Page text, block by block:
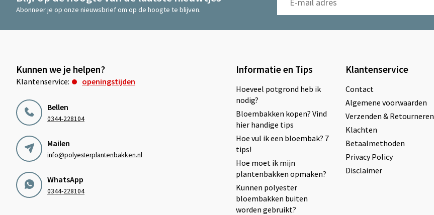
Abonneer je op onze nieuwsbrief om op de hoogte te blijven.
Kunnen we je helpen?
Klantenservice: openingstijden
Bellen
0344-228104
Mailen
info@polyesterplantenbakken.nl
WhatsApp
0344-228104
Informatie en Tips
Hoeveel potgrond heb ik
nodig?
Bloembakken kopen? Vind
hier handige tips
Hoe vul ik een bloembak? 7
tips!
Hoe moet ik mijn
plantenbakken opmaken?
Kunnen polyester
bloembakken buiten
worden gebruikt?
Klantenservice
Contact
Algemene voorwaarden
Verzenden & Retourneren
Klachten
Betaalmethoden
Privacy Policy
Disclaimer